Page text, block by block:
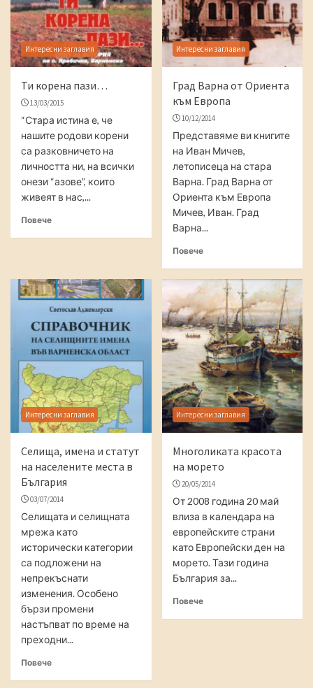
Интересни заглавия
Ти корена пази…
13/03/2015
“Стара истина е, че
нашите родови корени
са разковничето на
личността ни, на всички
онези “азове”, които
живеят в нас,...
Повече
Интересни заглавия
Град Варна от Ориента
към Европа
10/12/2014
Представяме ви книгите
на Иван Мичев,
летописеца на стара
Варна. Град Варна от
Ориента към Европа
Мичев, Иван. Град
Варна...
Повече
Интересни заглавия
Селища, имена и статут
на населените места в
България
03/07/2014
Селищата и селищната
мрежа като
исторически категории
са подложени на
непрекъснати
изменения. Особено
бързи промени
настъпват по време на
преходни...
Повече
Интересни заглавия
Многоликата красота
на морето
20/05/2014
От 2008 година 20 май
влиза в календара на
европейските страни
като Европейски ден на
морето. Тази година
България за...
Повече